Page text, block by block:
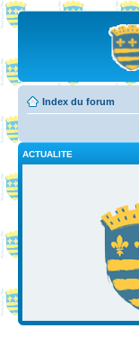
Index du forum
ACTUALITE